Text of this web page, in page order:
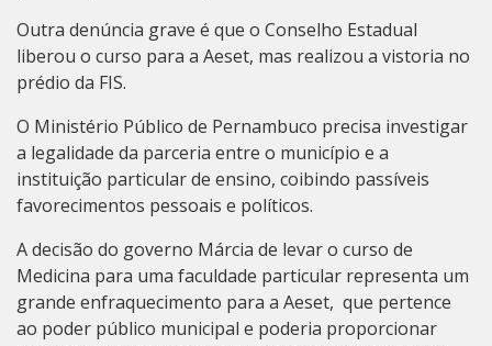
Outra denúncia grave é que o Conselho Estadual
liberou o curso para a Aeset, mas realizou a vistoria no
prédio da FIS.
O Ministério Público de Pernambuco precisa investigar
a legalidade da parceria entre o município e a
instituição particular de ensino, coibindo passíveis
favorecimentos pessoais e políticos.
A decisão do governo Márcia de levar o curso de
Medicina para uma faculdade particular representa um
grande enfraquecimento para a Aeset, que pertence
ao poder público municipal e poderia proporcionar